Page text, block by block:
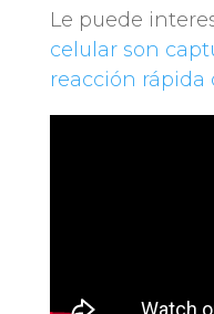
Le puede
celular son
reacción rápida